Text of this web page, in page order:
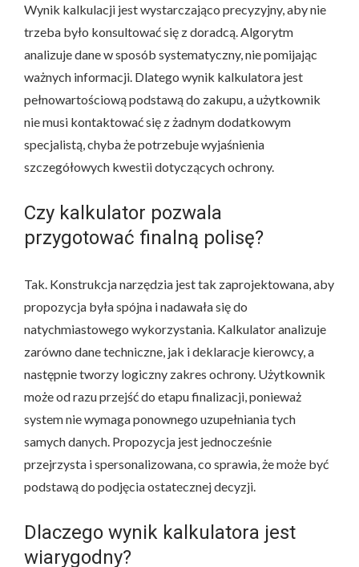
Wynik kalkulacji jest wystarczająco precyzyjny, aby nie
trzeba było konsultować się z doradcą. Algorytm
analizuje dane w sposób systematyczny, nie pomijając
ważnych informacji. Dlatego wynik kalkulatora jest
pełnowartościową podstawą do zakupu, a użytkownik
nie musi kontaktować się z żadnym dodatkowym
specjalistą, chyba że potrzebuje wyjaśnienia
szczegółowych kwestii dotyczących ochrony.
Czy kalkulator pozwala
przygotować finalną polisę?
Tak. Konstrukcja narzędzia jest tak zaprojektowana, aby
propozycja była spójna i nadawała się do
natychmiastowego wykorzystania. Kalkulator analizuje
zarówno dane techniczne, jak i deklaracje kierowcy, a
następnie tworzy logiczny zakres ochrony. Użytkownik
może od razu przejść do etapu finalizacji, ponieważ
system nie wymaga ponownego uzupełniania tych
samych danych. Propozycja jest jednocześnie
przejrzysta i spersonalizowana, co sprawia, że może być
podstawą do podjęcia ostatecznej decyzji.
Dlaczego wynik kalkulatora jest
wiarygodny?